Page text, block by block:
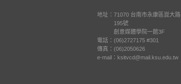
地址：71070 台南市永康區崑大路
195號
創意媒體學院一館3F
電話：(06)2727175 #301
傳真：(06)2050626
e-mail：ksitvcd@mail.ksu.edu.tw